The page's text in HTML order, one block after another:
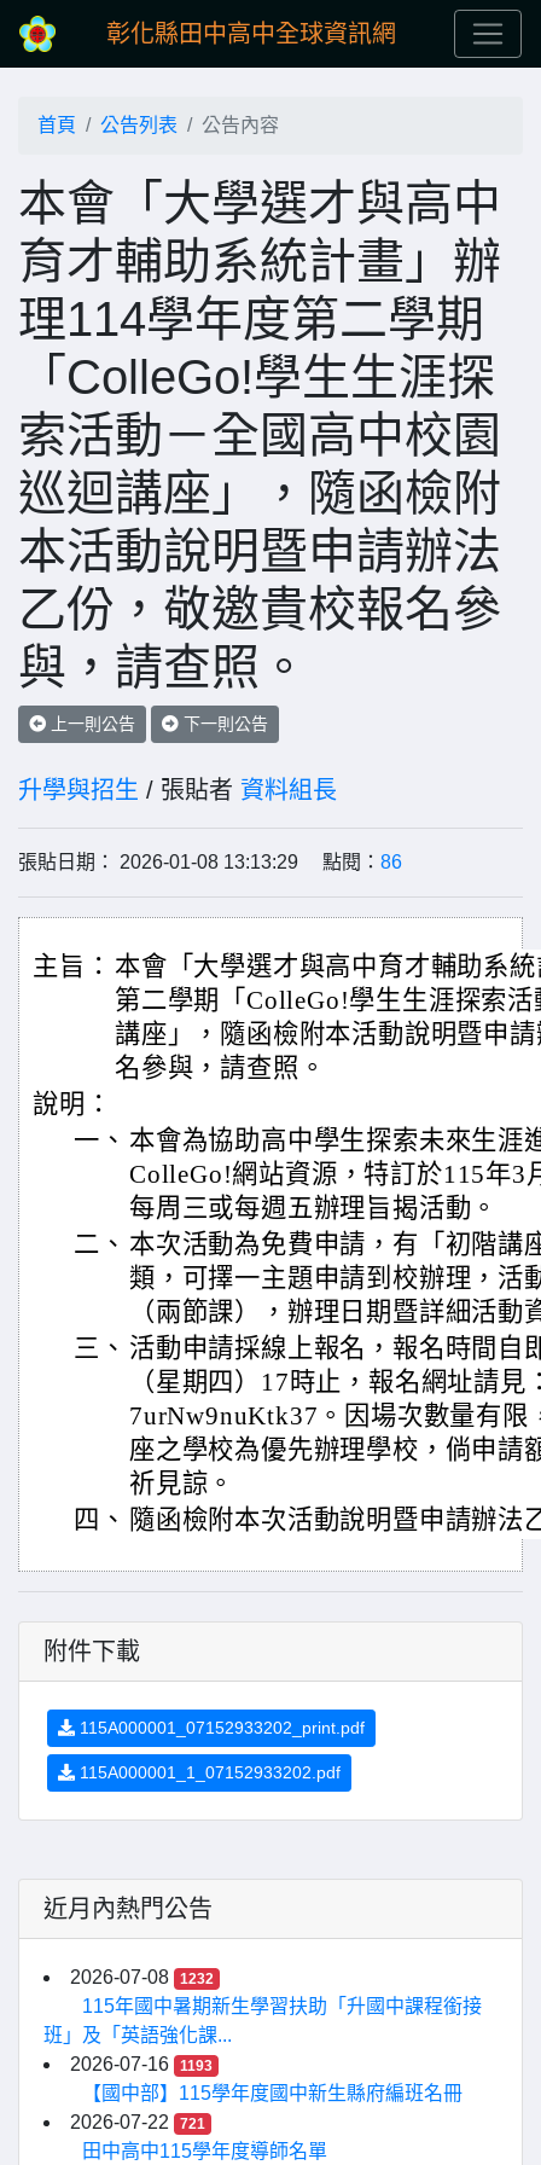
彰化縣田中高中全球資訊網
首頁 公告列表 公告內容
本會「大學選才與高中
育才輔助系統計畫」辦
理114學年度第二學期
「ColleGo!學生生涯探
索活動－全國高中校園
巡迴講座」，隨函檢附
本活動說明暨申請辦法
乙份，敬邀貴校報名參
與，請查照。
上一則公告 下一則公告
升學與招生 / 張貼者 資料組長
張貼日期： 2026-01-08 13:13:29 點閱： 86
主旨： 本會「大學選才與高中育才輔助系
第二學期「ColleGo!學生生涯探索
講座」，隨函檢附本活動說明暨申
名參與，請查照。
說明：
一、 本會為協助高中學生探索未來生涯
ColleGo!網站資源，特訂於115年3
每周三或每週五辦理旨揭活動。
二、 本次活動為免費申請，有「初階講
類，可擇一主題申請到校辦理，活
（兩節課），辦理日期暨詳細活動
三、 活動申請採線上報名，報名時間自
（星期四）17時止，報名網址請
7urNw9nuKtk37。因場次數量有限
座之學校為優先辦理學校，倘申請
祈見諒。
四、 隨函檢附本次活動說明暨申請辦法
附件下載
115A000001_07152933202_print.pdf
115A000001_1_07152933202.pdf
近月內熱門公告
2026-07-08 1232
115年國中暑期新生學習扶助「升國中課程銜接
班」及「英語強化課...
2026-07-16
1193
【國中部】115學年度國中新生縣府編班名冊
2026-07-22
721
田中高中115學年度導師名單